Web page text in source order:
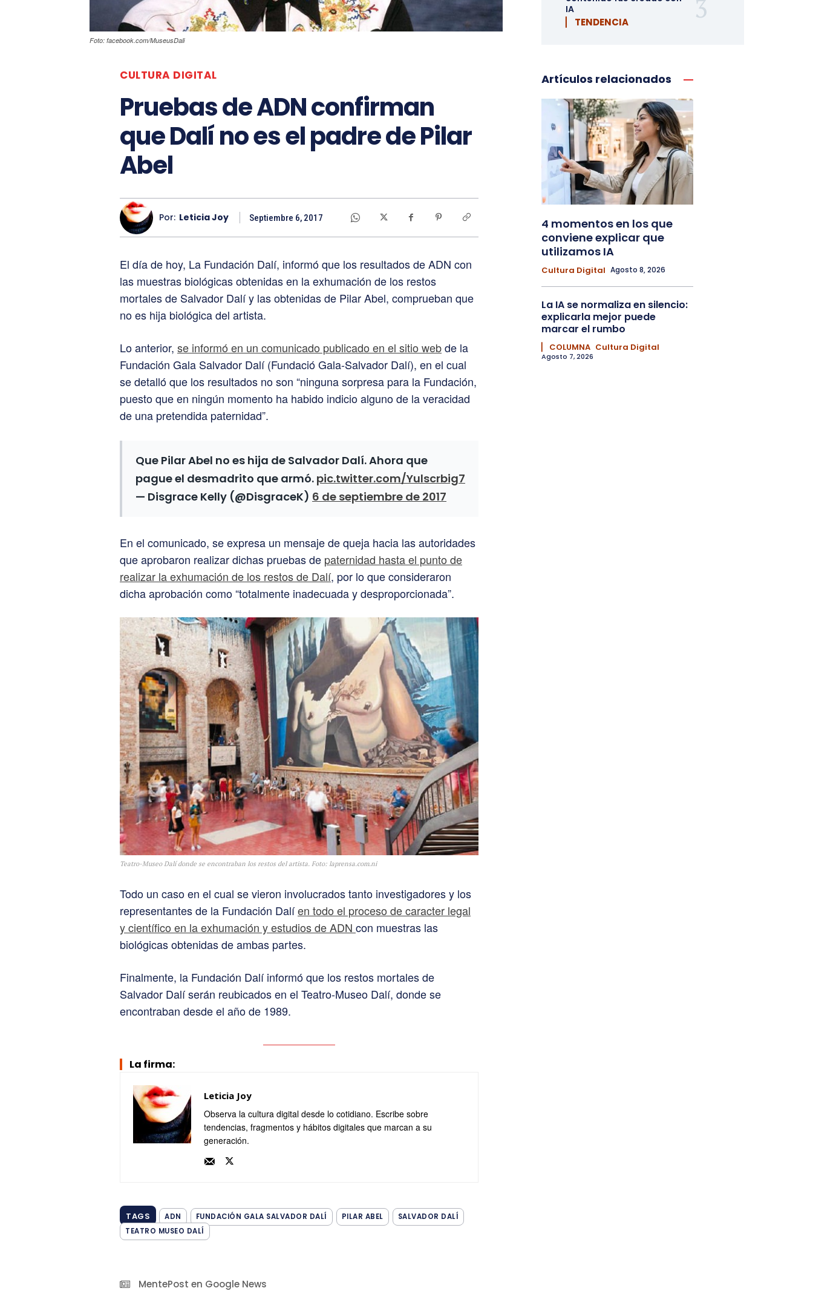
Foto: facebook.com/MuseusDali
CULTURA DIGITAL
Pruebas de ADN confirman
que Dalí no es el padre de Pilar
Abel
Por: Leticia Joy Septiembre 6, 2017
El día de hoy, La Fundación Dalí, informó que los resultados de ADN con
las muestras biológicas obtenidas en la exhumación de los restos
mortales de Salvador Dalí y las obtenidas de Pilar Abel, comprueban que
no es hija biológica del artista.
Lo anterior, se informó en un comunicado publicado en el sitio webde la
Fundación Gala Salvador Dalí (Fundació Gala-Salvador Dalí), en el cual
se detalló que los resultados no son “ninguna sorpresa para la Fundación,
puesto que en ningún momento ha habido indicio alguno de la veracidad
de una pretendida paternidad”.
Que Pilar Abel no es hija de Salvador Dalí. Ahora que
pague el desmadrito que armó. pic.twitter.com/Yulscrbig7
— Disgrace Kelly (@DisgraceK) 6 de septiembre de 2017
En el comunicado, se expresa un mensaje de queja hacia las autoridades
que aprobaron realizar dichas pruebas de paternidad hasta el punto de
realizar la exhumación de los restos de Dalí, por lo que consideraron
dicha aprobación como “totalmente inadecuada y desproporcionada”.
Teatro-Museo Dalí donde se encontraban los restos del artista. Foto: laprensa.com.ni
Todo un caso en el cual se vieron involucrados tanto investigadores y los
representantes de la Fundación Dalíen todo el proceso de caracter legal
y científico en la exhumación y estudios de ADN con muestras las
biológicas obtenidas de ambas partes.
Finalmente, la Fundación Dalí informó que los restos mortales de
Salvador Dalí serán reubicados en el Teatro-Museo Dalí, donde se
encontraban desde el año de 1989.
La firma:
Leticia Joy
Observa la cultura digital desde lo cotidiano. Escribe sobre
tendencias, fragmentos y hábitos digitales que marcan a su
generación.
TAGS ADN FUNDACIÓN GALA SALVADOR DALÍ PILAR ABEL
SALVADOR DALÍ
TEATRO MUSEO DALÍ
MentePost en Google News
IA
▏ TENDENCIA
Artículos relacionados
4 momentos en los que
conviene explicar que
utilizamos IA
Cultura Digital Agosto 8, 2026
La IA se normaliza en silencio:
explicarla mejor puede
marcar el rumbo
▏ COLUMNA Cultura Digital
Agosto 7, 2026